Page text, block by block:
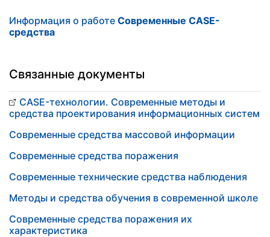
Информация о работе Современные CASE-
средства
Связанные документы
CASE-технологии. Современные методы и
средства проектирования информационных систем
Современные средства массовой информации
Современные средства поражения
Современные технические средства наблюдения
Методы и средства обучения в современной школе
Современные средства поражения их
характеристика